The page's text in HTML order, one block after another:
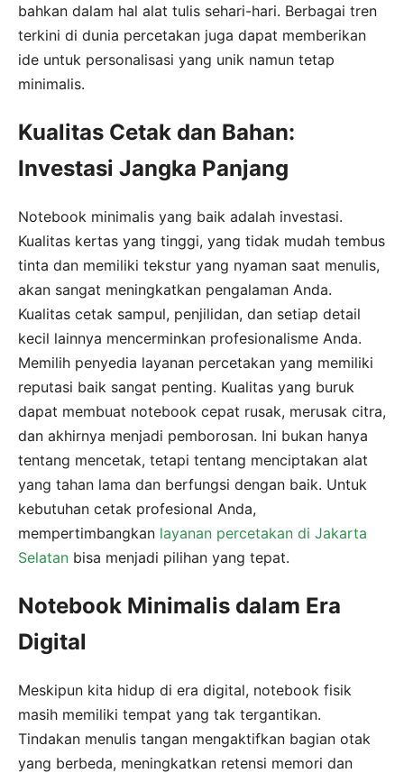
bahkan dalam hal alat tulis sehari-hari. Berbagai tren
terkini di dunia percetakan juga dapat memberikan
ide untuk personalisasi yang unik namun tetap
minimalis.
Kualitas Cetak dan Bahan:
Investasi Jangka Panjang
Notebook minimalis yang baik adalah investasi.
Kualitas kertas yang tinggi, yang tidak mudah tembus
tinta dan memiliki tekstur yang nyaman saat menulis,
akan sangat meningkatkan pengalaman Anda.
Kualitas cetak sampul, penjilidan, dan setiap detail
kecil lainnya mencerminkan profesionalisme Anda.
Memilih penyedia layanan percetakan yang memiliki
reputasi baik sangat penting. Kualitas yang buruk
dapat membuat notebook cepat rusak, merusak citra,
dan akhirnya menjadi pemborosan. Ini bukan hanya
tentang mencetak, tetapi tentang menciptakan alat
yang tahan lama dan berfungsi dengan baik. Untuk
kebutuhan cetak profesional Anda,
mempertimbangkan layanan percetakan di Jakarta
Selatan bisa menjadi pilihan yang tepat.
Notebook Minimalis dalam Era
Digital
Meskipun kita hidup di era digital, notebook fisik
masih memiliki tempat yang tak tergantikan.
Tindakan menulis tangan mengaktifkan bagian otak
yang berbeda, meningkatkan retensi memori dan